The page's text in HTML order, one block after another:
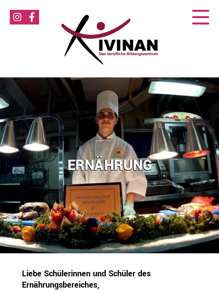
ERNÄHRUNG
Liebe Schülerinnen und Schüler des
Ernährungsbereiches,